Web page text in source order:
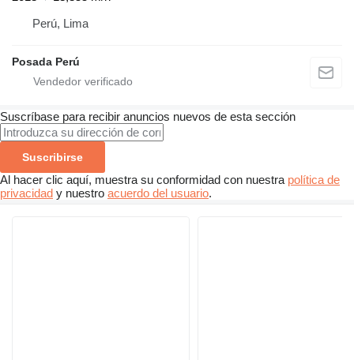
Perú, Lima
Posada Perú
Suscríbase para recibir anuncios nuevos de esta sección
Suscribirse
Al hacer clic aquí, muestra su conformidad con nuestra política de
privacidad y nuestro acuerdo del usuario.